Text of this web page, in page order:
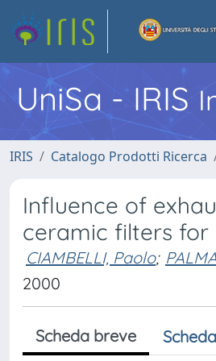
UniSa - IRIS
IRIS Catalogo Prodotti Ricerca
Influence of
ceramic filters for
CIAMBELLI, Paolo;
2000
Scheda breve